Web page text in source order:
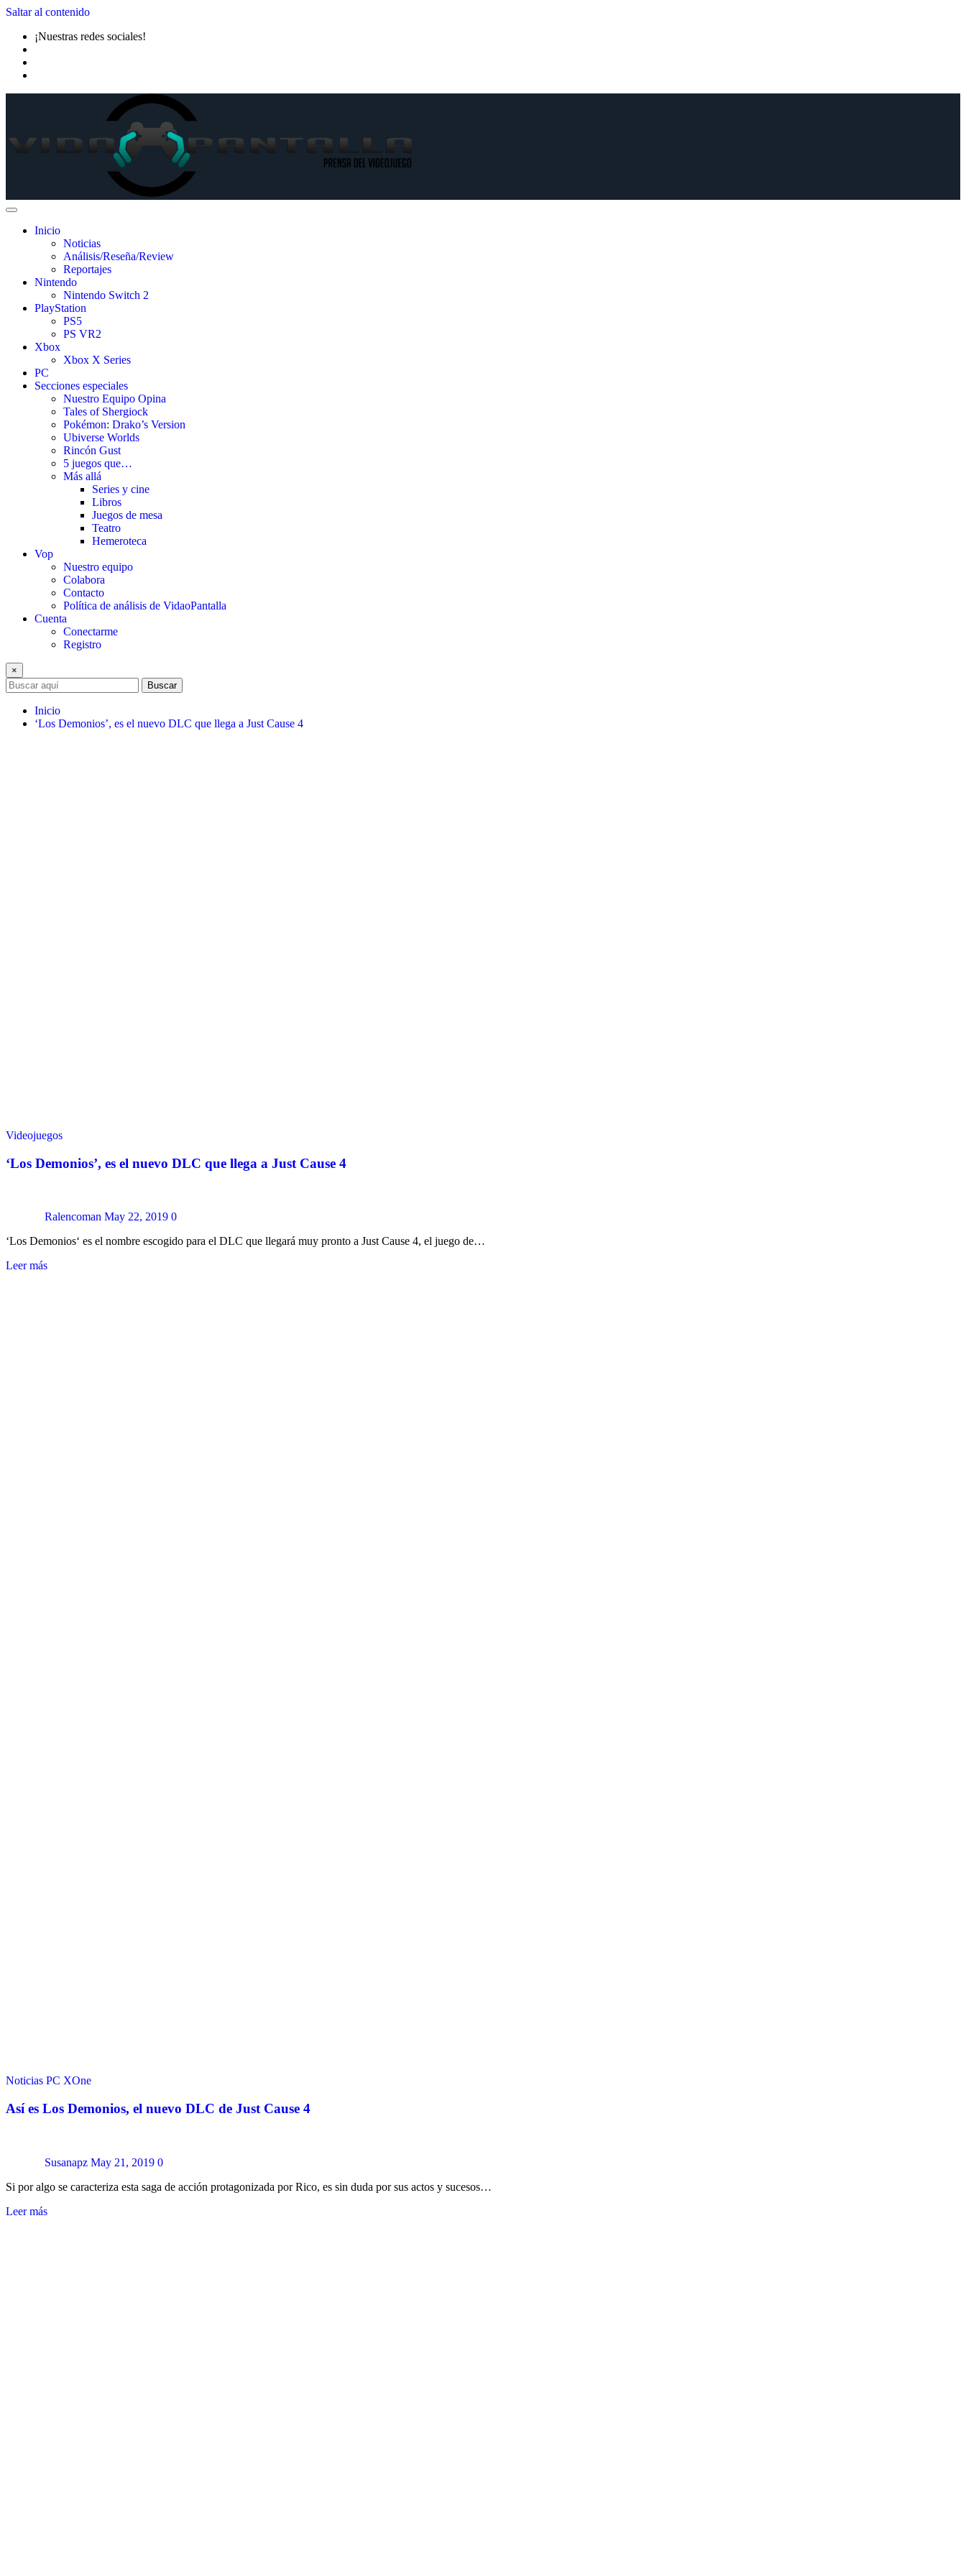
Saltar al contenido
¡Nuestras redes sociales!
Inicio
Noticias
Análisis/Reseña/Review
Reportajes
Nintendo
Nintendo Switch 2
PlayStation
PS5
PS VR2
Xbox
Xbox X Series
PC
Secciones especiales
Nuestro Equipo Opina
Tales of Shergiock
Pokémon: Drako’s Version
Ubiverse Worlds
Rincón Gust
5 juegos que…
Más allá
Series y cine
Libros
Juegos de mesa
Teatro
Hemeroteca
Vop
Nuestro equipo
Colabora
Contacto
Política de análisis de VidaoPantalla
Cuenta
Conectarme
Registro
×
Buscar
Inicio
‘Los Demonios’, es el nuevo DLC que llega a Just Cause 4
Videojuegos
‘Los Demonios’, es el nuevo DLC que llega a Just Cause 4
Ralencoman May 22, 2019 0
‘Los Demonios‘ es el nombre escogido para el DLC que llegará muy pronto a Just Cause 4, el juego de…
Leer más
Noticias PC XOne
Así es Los Demonios, el nuevo DLC de Just Cause 4
Susanapz May 21, 2019 0
Si por algo se caracteriza esta saga de acción protagonizada por Rico, es sin duda por sus actos y sucesos…
Leer más